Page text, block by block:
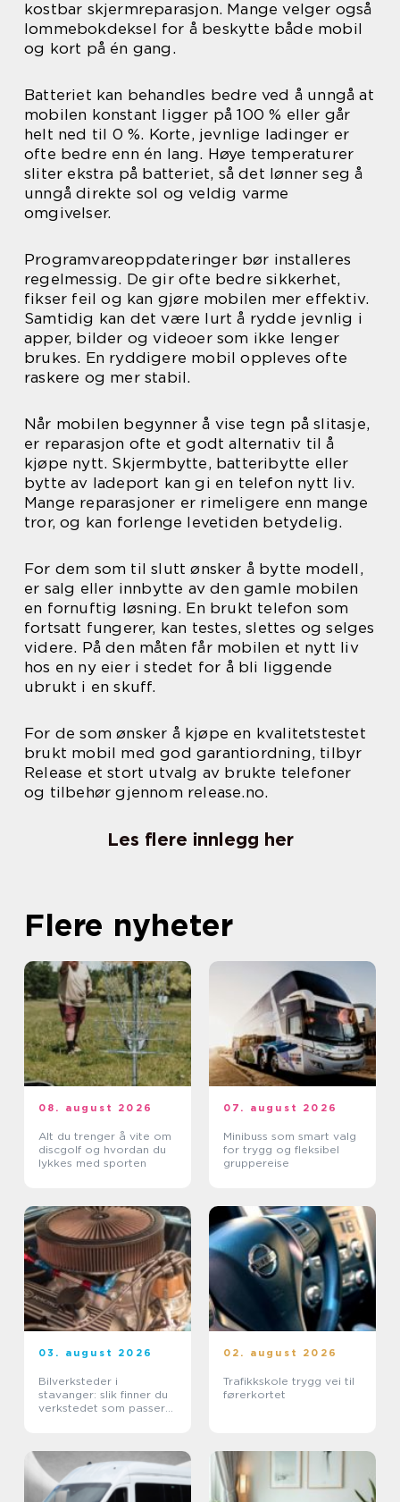
kostbar skjermreparasjon. Mange velger også
lommebokdeksel for å beskytte både mobil
og kort på én gang.
Batteriet kan behandles bedre ved å unngå at
mobilen konstant ligger på 100 % eller går
helt ned til 0 %. Korte, jevnlige ladinger er
ofte bedre enn én lang. Høye temperaturer
sliter ekstra på batteriet, så det lønner seg å
unngå direkte sol og veldig varme
omgivelser.
Programvareoppdateringer bør installeres
regelmessig. De gir ofte bedre sikkerhet,
fikser feil og kan gjøre mobilen mer effektiv.
Samtidig kan det være lurt å rydde jevnlig i
apper, bilder og videoer som ikke lenger
brukes. En ryddigere mobil oppleves ofte
raskere og mer stabil.
Når mobilen begynner å vise tegn på slitasje,
er reparasjon ofte et godt alternativ til å
kjøpe nytt. Skjermbytte, batteribytte eller
bytte av ladeport kan gi en telefon nytt liv.
Mange reparasjoner er rimeligere enn mange
tror, og kan forlenge levetiden betydelig.
For dem som til slutt ønsker å bytte modell,
er salg eller innbytte av den gamle mobilen
en fornuftig løsning. En brukt telefon som
fortsatt fungerer, kan testes, slettes og selges
videre. På den måten får mobilen et nytt liv
hos en ny eier i stedet for å bli liggende
ubrukt i en skuff.
For de som ønsker å kjøpe en kvalitetstestet
brukt mobil med god garantiordning, tilbyr
Release et stort utvalg av brukte telefoner
og tilbehør gjennom release.no.
Les flere innlegg her
Flere nyheter
08. august 2026
Alt du trenger å vite om
discgolf og hvordan du
lykkes med sporten
07. august 2026
Minibuss som smart valg
for trygg og fleksibel
gruppereise
03. august 2026
Bilverksteder i
stavanger: slik finner du
verkstedet som passer
02. august 2026
Trafikkskole trygg vei til
førerkortet